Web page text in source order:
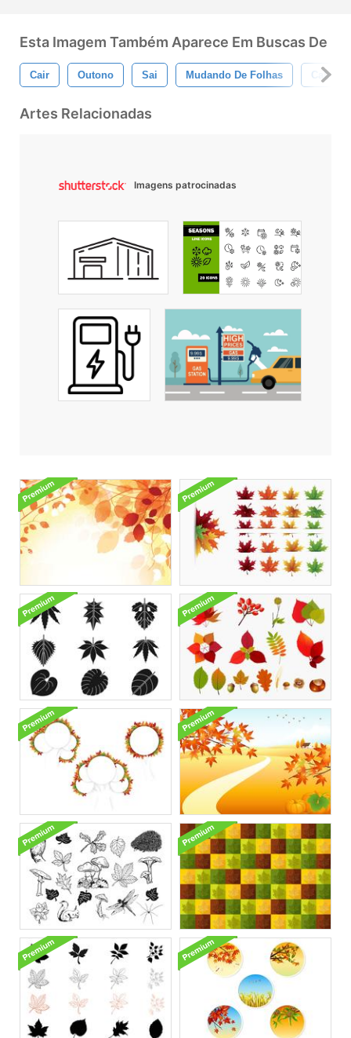
Esta Imagem Também Aparece Em Buscas De
Cair Outono Sai Mudando De Folhas
Artes Relacionadas
Imagens patrocinadas